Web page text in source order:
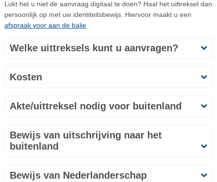
Lukt het u niet de aanvraag digitaal te doen? Haal het uittreksel dan
persoonlijk op met uw identiteitsbewijs. Hiervoor maakt u een
afspraak voor aan de balie.
Welke uittreksels kunt u aanvragen?
Kosten
Akte/uittreksel nodig voor buitenland
Bewijs van uitschrijving naar het
buitenland
Bewijs van Nederlanderschap